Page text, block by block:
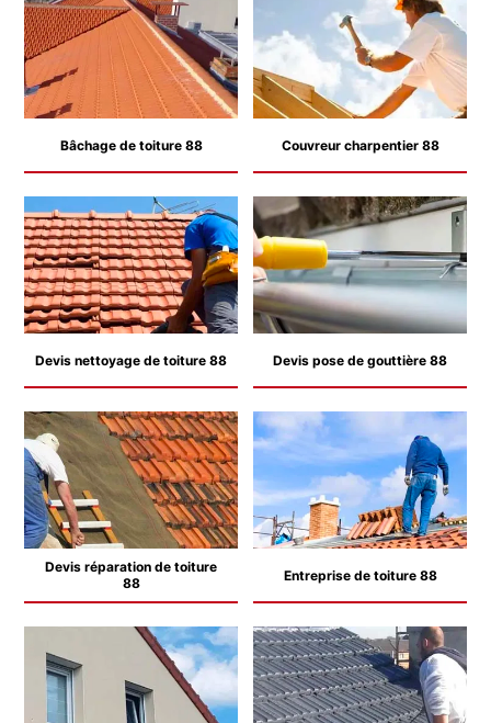
Bâchage de toiture 88 Couvreur charpentier 88
Devis nettoyage de toiture 88 Devis pose de gouttière 88
Devis réparation de toiture
88
Entreprise de toiture 88